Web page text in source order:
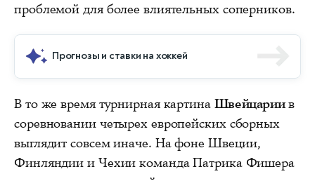
проблемой для более влиятельных соперников.
Прогнозы и ставки на хоккей
В то же время турнирная картина Швейцариив
соревновании четырех европейских сборных
выглядит совсем иначе. На фоне Швеции,
Финляндии и Чехии команда Патрика Фишера